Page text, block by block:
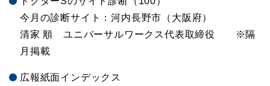
今月の診断サイト：河内長野市（大阪府）
清家 順 ユニバーサルワークス代表取締役 ※隔
月掲載
広報紙面インデックス